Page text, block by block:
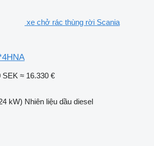
xe chở rác thùng rời Scania
SEK ≈ 16.330 €
kW) Nhiên liệu dầu diesel